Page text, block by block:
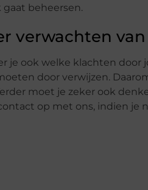
beheersen.
verwachten
je ook welke klachten
door verwijzen.
moet je zeker ook
op met ons, indien je